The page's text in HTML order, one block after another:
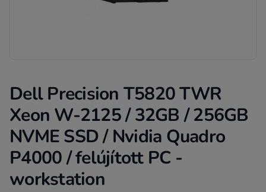
Dell Precision T5820 TWR
Xeon W-2125 / 32GB / 256GB
NVME SSD / Nvidia Quadro
P4000 / felújított PC -
workstation